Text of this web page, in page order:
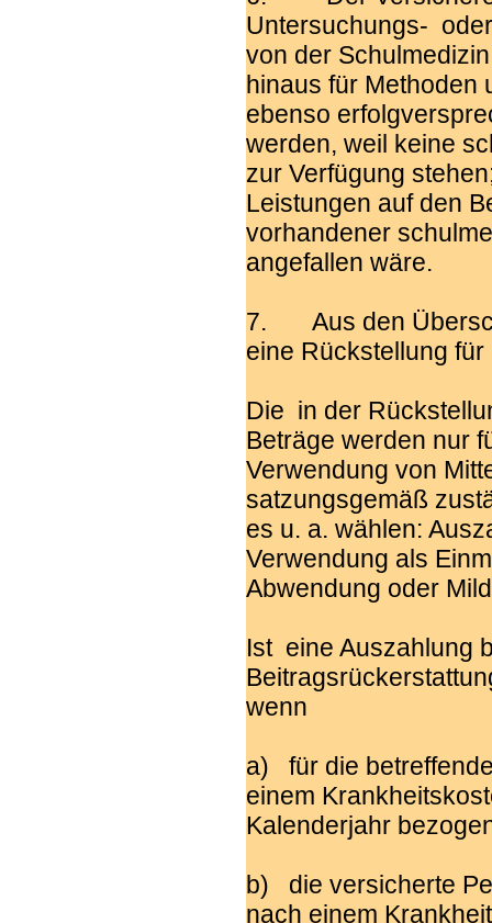
Untersuchungs-
von der
hinaus für Methoden
ebenso
werden, weil keine
zur Verfügung
Leistungen auf den
vorhandener
angefallen wäre.
7. Aus den
eine Rückstellung
Die in der
Beträge werden nur
Verwendung von
satzungsgemäß
es u. a. wählen:
Verwendung als
Abwendung oder
Ist eine Auszahlung
wenn
a) für die
einem
Kalenderjahr
b) die versicherte
nach einem